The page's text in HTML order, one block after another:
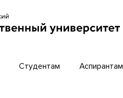
Парк социогуманитарных
технологий ТГУ
Студентам Аспирантам